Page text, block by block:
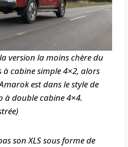
version la moins chère du
à cabine simple 4×2, alors
est dans le style de
à double cabine 4×4.
son XLS sous forme de